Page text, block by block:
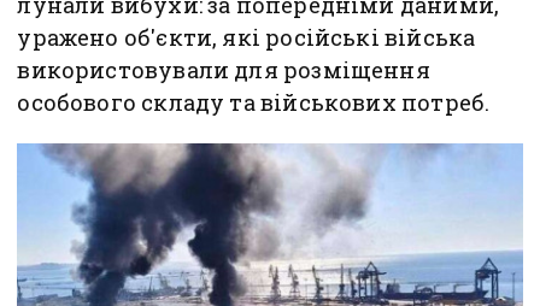
уражено об'єкти, які російські війська
використовували для розміщення
особового складу та військових потреб.